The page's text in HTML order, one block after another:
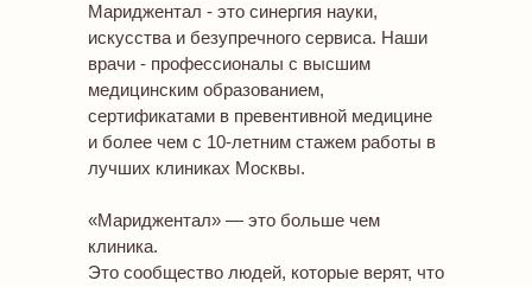
Мариджентал - это синергия науки,
искусства и безупречного сервиса. Наши
врачи - профессионалы с высшим
медицинским образованием,
сертификатами в превентивной медицине
и более чем с 10-летним стажем работы в
лучших клиниках Москвы.
«Мариджентал» — это больше чем
клиника.
Это сообщество людей, которые верят, что